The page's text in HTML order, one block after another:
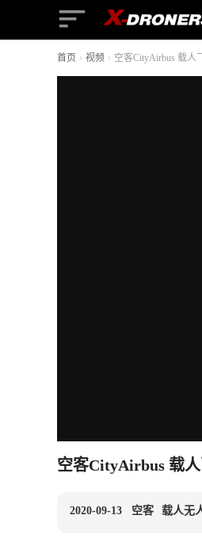
首页 › 视频 › 空客CityAirbus 载人
空客CityAirbus 载
2020-09-13 空客 载人无